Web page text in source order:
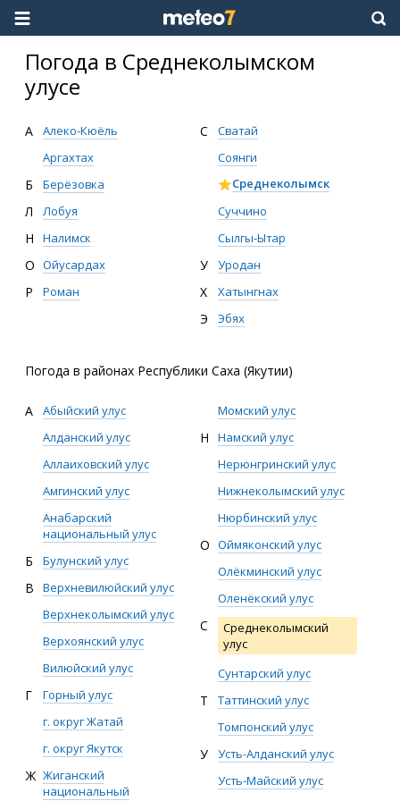
Погода в Среднеколымском
улусе
А
Алеко-Кюёль
Аргахтах
Б Берёзовка
Л Лобуя
Н Налимск
О Ойусардах
Р Роман
С
Сватай
Соянги
Среднеколымск
Суччино
Сылгы-Ытар
У Уродан
Х Хатынгнах
Э Эбях
Погода в районах Республики Саха (Якутии)
А
Абыйский улус
Алданский улус
Аллаиховский улус
Амгинский улус
Анабарский
национальный улус
Б Булунский улус
В
Верхневилюйский улус
Верхнеколымский улус
Верхоянский улус
Вилюйский улус
Г
Горный улус
г. округ Жатай
г. округ Якутск
Ж Жиганский
национальный
Момский улус
Н
Намский улус
Нерюнгринский улус
Нижнеколымский улус
Нюрбинский улус
О Оймяконский улус
Олёкминский улус
Оленёкский улус
С
Среднеколымский
улус
Сунтарский улус
Т
Таттинский улус
Томпонский улус
У
Усть-Алданский улус
Усть-Майский улус